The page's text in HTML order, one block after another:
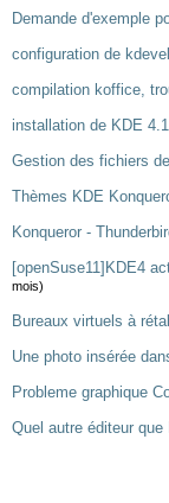
Demande d'exemple
configuration de
compilation koffice,
installation de KDE 4.1
Gestion des fichiers
Thèmes KDE
Konqueror -
[openSuse11]KDE4
mois)
Bureaux virtuels à
Une photo insérée
Probleme graphique
Quel autre éditeur que